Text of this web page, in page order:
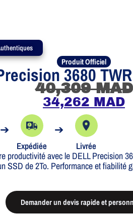
Produit Officiel
3680 TWR
40,309MAD
34,262 MAD
➔
Expédiée
➔
Livrée
productivité avec le DELL Precision
SSD de 2To. Performance et fiabilité
Demander un devis rapide et